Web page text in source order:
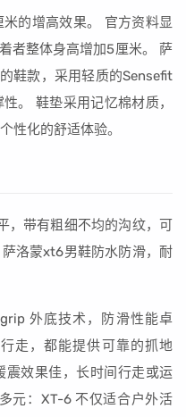
的增高效果。 官方资料显
者整体身高增加5厘米。 萨
鞋款，采用轻质的Sensefit
。 鞋垫采用记忆棉材质，
性化的舒适体验。
，带有粗细不均的沟纹，可
洛蒙xt6男鞋防水防滑，耐
外底技术，防滑性能卓
走，都能提供可靠的抓地
震效果佳，长时间行走或运
元：XT-6 不仅适合户外活